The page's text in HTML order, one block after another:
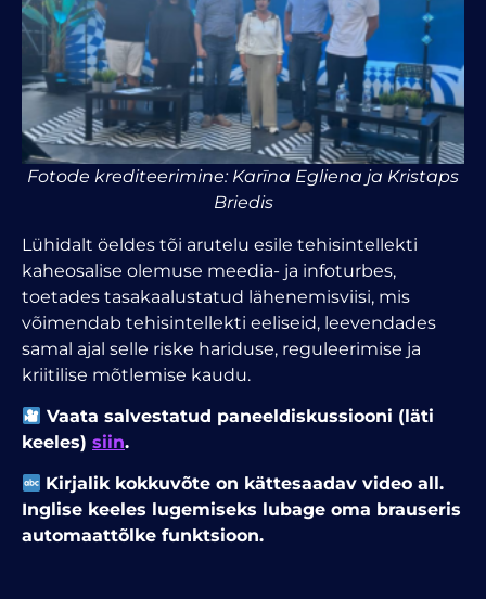
Fotode krediteerimine: Karīna Egliena ja Kristaps
Briedis
Lühidalt öeldes tõi arutelu esile tehisintellekti
kaheosalise olemuse meedia- ja infoturbes,
toetades tasakaalustatud lähenemisviisi, mis
võimendab tehisintellekti eeliseid, leevendades
samal ajal selle riske hariduse, reguleerimise ja
kriitilise mõtlemise kaudu.
Vaata salvestatud paneeldiskussiooni (läti
keeles) siin.
Kirjalik kokkuvõte on kättesaadav video all.
Inglise keeles lugemiseks lubage oma brauseris
automaattõlke funktsioon.